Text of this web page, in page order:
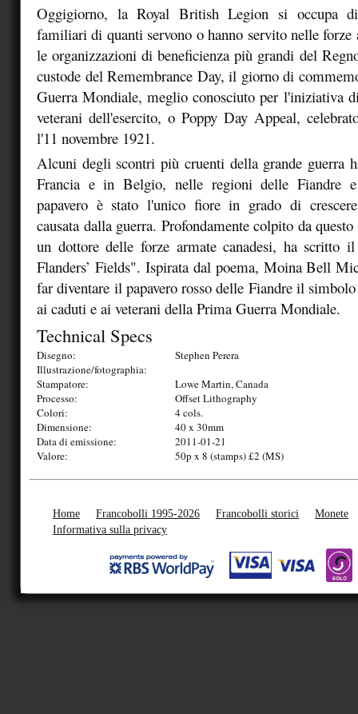
Oggigiorno, la Royal British Legion si occupa
familiari di quanti servono o hanno servito nelle
le organizzazioni di beneficienza più grandi del
custode del Remembrance Day, il giorno di
Guerra Mondiale, meglio conosciuto per l'iniziativa
veterani dell'esercito, o Poppy Day Appeal,
l'11 novembre 1921.
Alcuni degli scontri più cruenti della grande guerra
Francia e in Belgio, nelle regioni delle Fiandre
papavero è stato l'unico fiore in grado di
causata dalla guerra. Profondamente colpito da
un dottore delle forze armate canadesi, ha scritto
Flanders’ Fields". Ispirata dal poema, Moina Bell
far diventare il papavero rosso delle Fiandre il
ai caduti e ai veterani della Prima Guerra Mondiale.
Technical Specs
Disegno:
Stephen Perera
Illustrazione/fotographia:
Stampatore:
Lowe Martin, Canada
Processo:
Offset Lithography
Colori:
4 cols.
Dimensione:
40 x 30mm
Data di emissione:
2011-01-21
Valore:
50p x 8 (stamps) £2 (MS)
Home Francobolli 1995-2026 Francobolli storici
Monete
Informativa sulla privacy